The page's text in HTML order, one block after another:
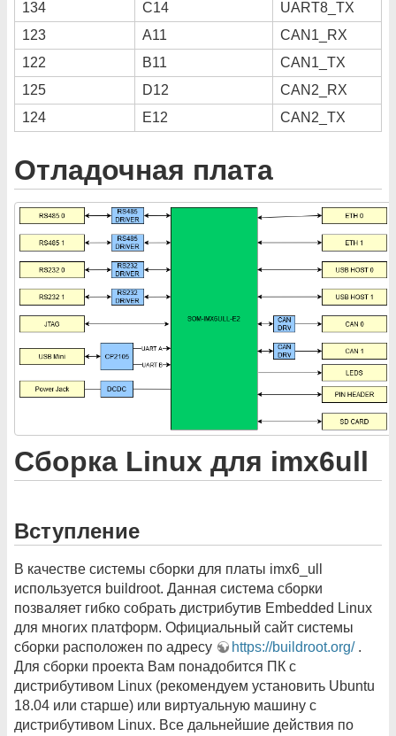
134 C14
UART8_TX
123
A11
CAN1_RX
122
B11
CAN1_TX
125
D12
CAN2_RX
124
E12 CAN2_TX
Отладочная плата
Cборка Linux для imx6ull
Вступление
В качестве системы сборки для платы imx6_ull
используется buildroot. Данная система сборки
позваляет гибко собрать дистрибутив Embedded Linux
для многих платформ. Официальный сайт системы
сборки расположен по адресу
https://buildroot.org/.
Для сборки проекта Вам понадобится ПК с
дистрибутивом Linux (рекомендуем установить Ubuntu
18.04 или старше) или виртуальную машину с
дистрибутивом Linux. Все дальнейшие действия по